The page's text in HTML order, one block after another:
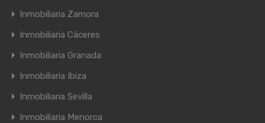
Inmobiliaria Zamora
Inmobiliaria Cáceres
Inmobiliaria Granada
Inmobiliaria Ibiza
Inmobiliaria Sevilla
Inmobiliaria Menorca